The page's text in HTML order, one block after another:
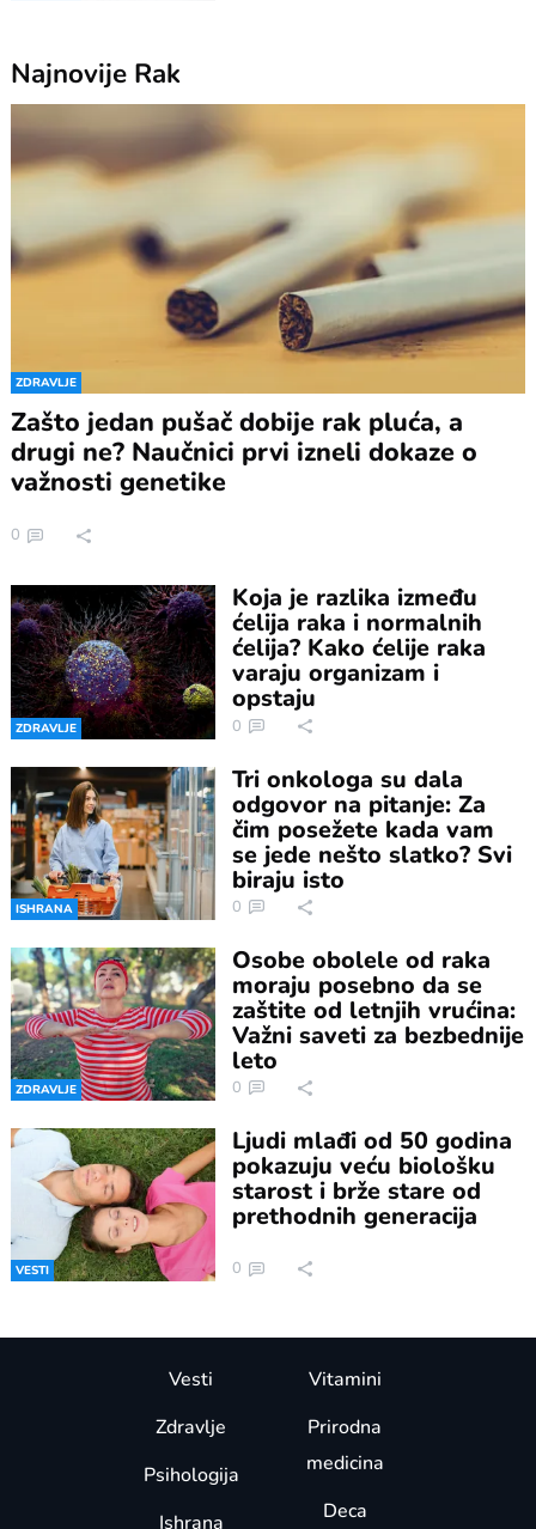
Najnovije Rak
ZDRAVLJE
Zašto jedan pušač dobije rak pluća, a
drugi ne? Naučnici prvi izneli dokaze o
važnosti genetike
0
ZDRAVLJE
Koja je razlika između
ćelija raka i normalnih
ćelija? Kako ćelije raka
varaju organizam i
opstaju
0
ISHRANA
Tri onkologa su dala
odgovor na pitanje: Za
čim posežete kada vam
se jede nešto slatko? Svi
biraju isto
0
ZDRAVLJE
Osobe obolele od raka
moraju posebno da se
zaštite od letnjih vrućina:
Važni saveti za bezbednije
leto
0
VESTI
Ljudi mlađi od 50 godina
pokazuju veću biološku
starost i brže stare od
prethodnih generacija
0
Vesti
Zdravlje
Psihologija
Ishrana
Vitamini
Prirodna
medicina
Deca